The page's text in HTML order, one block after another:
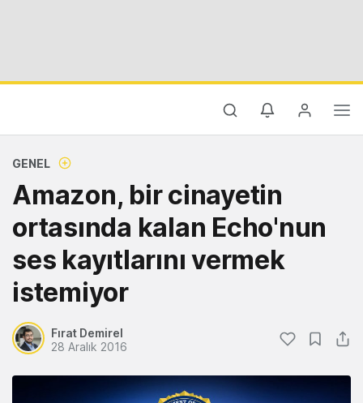
GENEL
Amazon, bir cinayetin
ortasında kalan Echo'nun
ses kayıtlarını vermek
istemiyor
Fırat Demirel
28 Aralık 2016